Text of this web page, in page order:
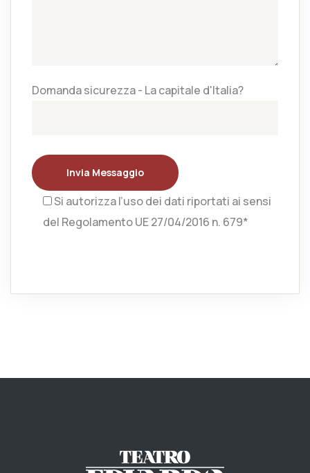
Domanda sicurezza - La capitale d'Italia?
Invia Messaggio
Si autorizza l’uso dei dati riportati ai sensi
del Regolamento UE 27/04/2016 n. 679*